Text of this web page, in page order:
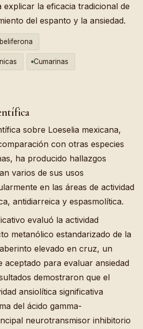
la eficacia tradicional de
del espanto y la ansiedad.
Cumarinas
sobre Loeselia mexicana,
con otras especies
ha producido hallazgos
varios de sus usos
en las áreas de actividad
antidiarreica y espasmolítica.
evaluó la actividad
metanólico estandarizado de la
elevado en cruz, un
aceptado para evaluar ansiedad
demostraron que el
ansiolítica significativa
del ácido gamma-
neurotransmisor inhibitorio